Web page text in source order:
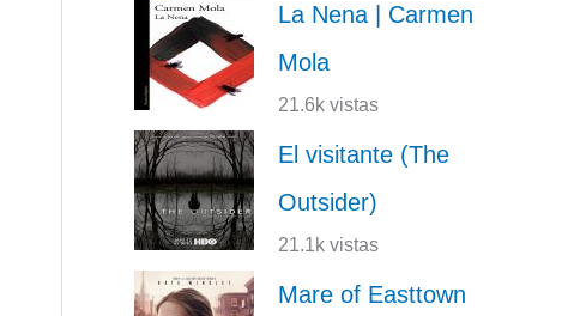
La Nena | Carmen
Mola
21.6k vistas
El visitante (The
Outsider)
21.1k vistas
Mare of Easttown